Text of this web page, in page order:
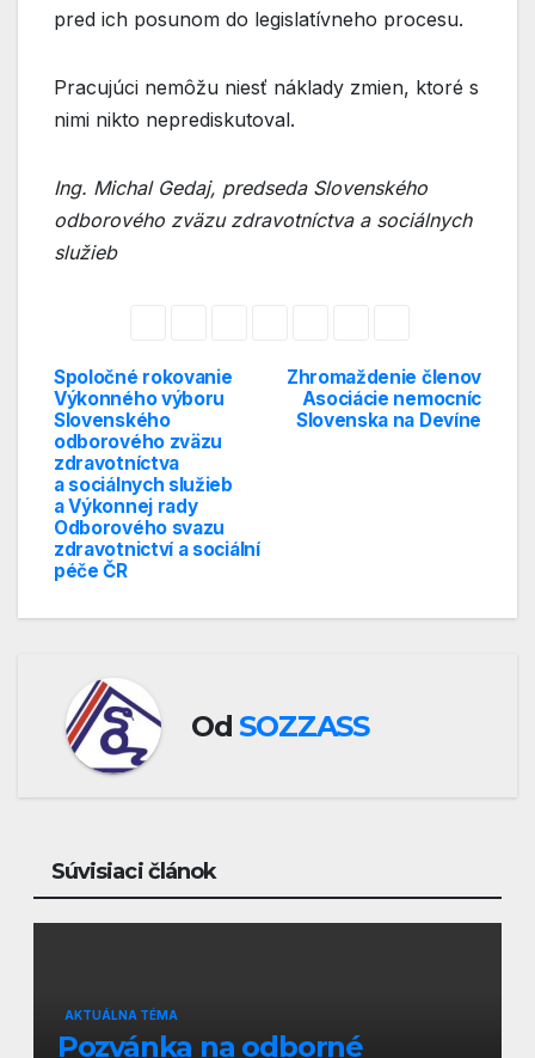
pred ich posunom do legislatívneho procesu.
Pracujúci nemôžu niesť náklady zmien, ktoré s
nimi nikto neprediskutoval.
Ing. Michal Gedaj, predseda Slovenského
odborového zväzu zdravotníctva a sociálnych
služieb
Navigácia
v
článku
Zhromaždenie členov
Asociácie nemocníc
Slovenska na Devíne
Spoločné rokovanie
Výkonného výboru
Slovenského
odborového zväzu
zdravotníctva
a sociálnych služieb
a Výkonnej rady
Odborového svazu
zdravotnictví a sociální
péče ČR
OdSOZZASS
Súvisiaci článok
AKTUÁLNA TÉMA
Pozvánka na odborné